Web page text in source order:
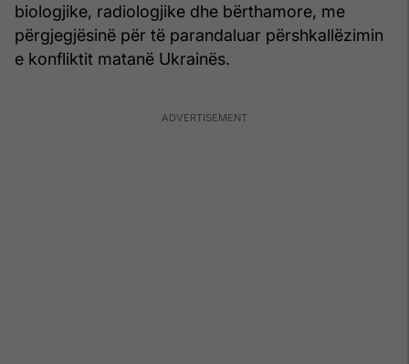
biologjike, radiologjike dhe bërthamore, me
përgjegjësinë për të parandaluar përshkallëzimin
e konfliktit matanë Ukrainës.